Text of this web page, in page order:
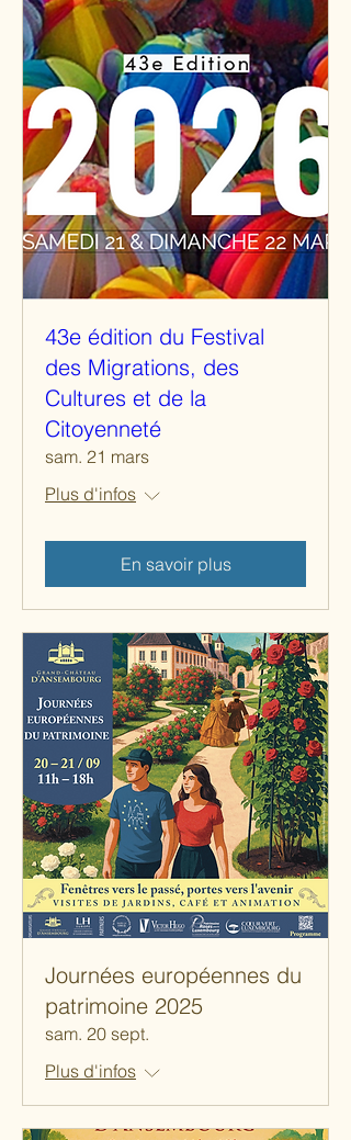
43e édition du Festival
des Migrations, des
Cultures et de la
Citoyenneté
sam. 21 mars
Plus d'infos
En savoir plus
Journées européennes du
patrimoine 2025
sam. 20 sept.
Plus d'infos